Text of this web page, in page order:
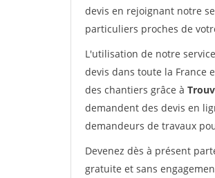
devis en rejoignant notre
particuliers proches de
L'utilisation de notre
devis dans toute la France
des chantiers grâce à
demandent des devis en
demandeurs de travaux
Devenez dès à présent
gratuite et sans